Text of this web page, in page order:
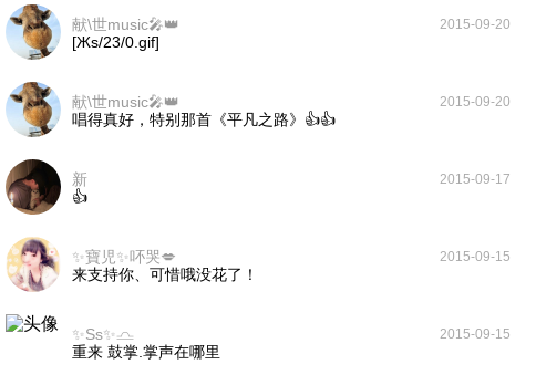
献\世music🎤👑 2015-09-20
[Жs/23/0.gif]
献\世music🎤👑 2015-09-20
唱得真好，特别那首《平凡之路》👍👍
新‍ ‍ 2015-09-17
👍
✨寶児✨吥哭💋 2015-09-15
来支持你、可惜哦没花了！
✨Ss✨♎️ 2015-09-15
重来 鼓掌.掌声在哪里